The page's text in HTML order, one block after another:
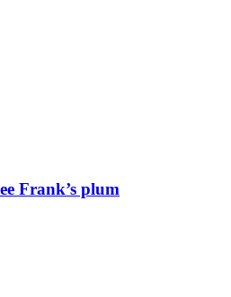
Frank’s plum